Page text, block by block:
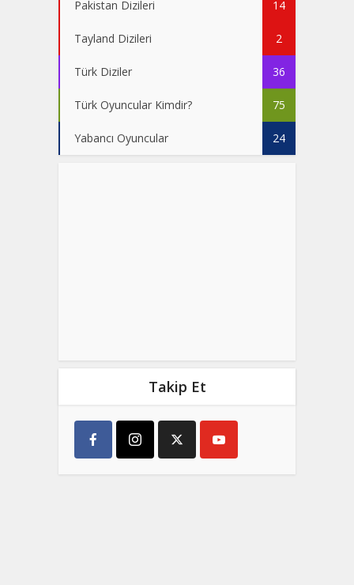
Pakistan Dizileri 14
Tayland Dizileri 2
Türk Diziler 36
Türk Oyuncular Kimdir? 75
Yabancı Oyuncular 24
Takip Et